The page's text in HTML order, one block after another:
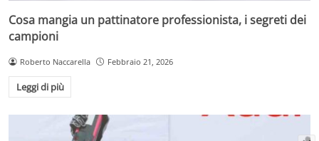
Cosa mangia un pattinatore professionista, i segreti dei
campioni
Roberto Naccarella Febbraio 21, 2026
Leggi di più